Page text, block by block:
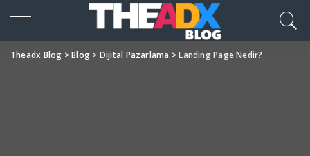
Theadx Blog >Blog > Dijital Pazarlama >Landing Page Nedir?